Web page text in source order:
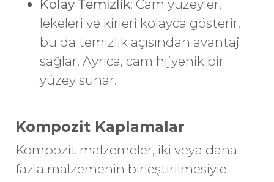
Kolay Temizlik: Cam yüzeyler,
lekeleri ve kirleri kolayca gösterir,
bu da temizlik açısından avantaj
sağlar. Ayrıca, cam hijyenik bir
yüzey sunar.
Kompozit Kaplamalar
Kompozit malzemeler, iki veya daha
fazla malzemenin birleştirilmesiyle